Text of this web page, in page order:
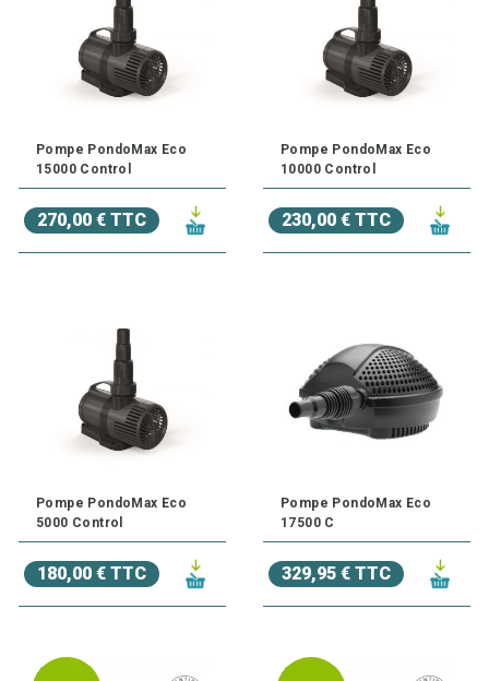
Pompe PondoMax Eco
15000 Control
270,00 € TTC
Pompe PondoMax Eco
10000 Control
230,00 € TTC
Pompe PondoMax Eco
5000 Control
180,00 € TTC
Pompe PondoMax Eco
17500 C
329,95 € TTC